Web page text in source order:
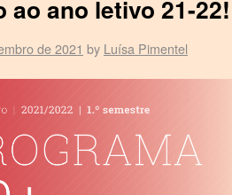
ao ano letivo 21-22!
de 2021 by Luísa Pimentel